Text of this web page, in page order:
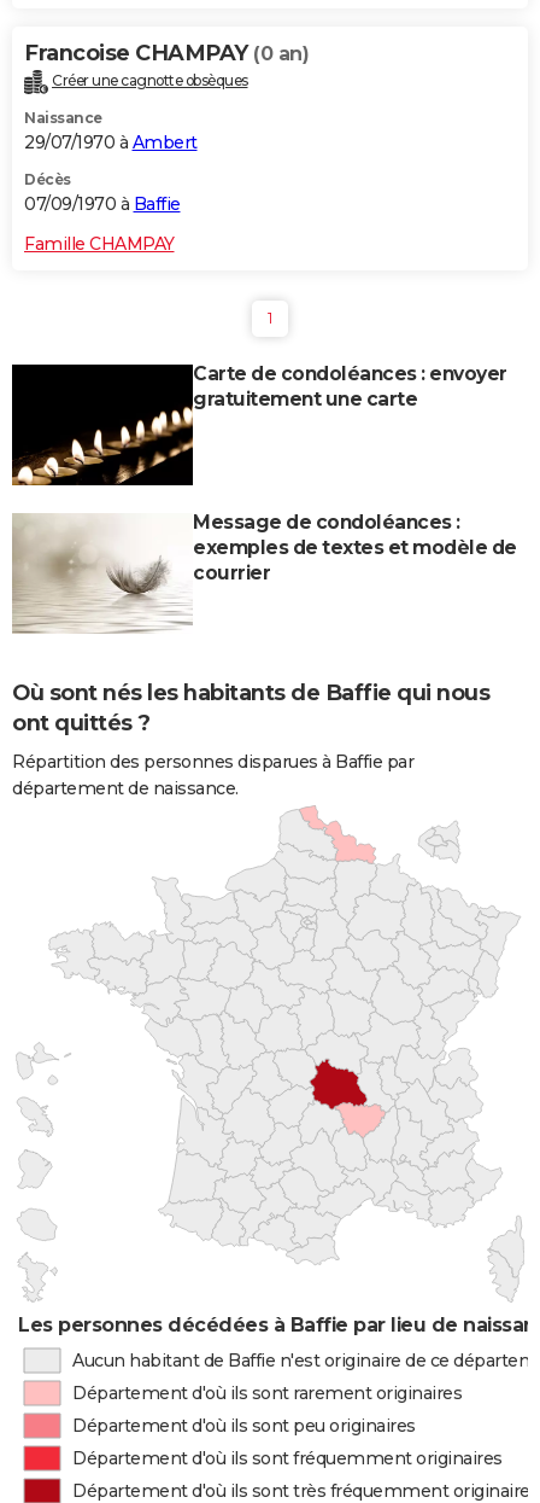
Francoise CHAMPAY (0 an)
Créer une cagnotte obsèques
Naissance
29/07/1970 à Ambert
Décès
07/09/1970 à Baffie
Famille CHAMPAY
1
Carte de condoléances : envoyer
gratuitement une carte
Message de condoléances :
exemples de textes et modèle de
courrier
Où sont nés les habitants de Baffie qui nous
ont quittés ?
Répartition des personnes disparues à Baffie par
département de naissance.
Les personnes décédées à Baffie par lieu de
Aucun habitant de Baffie n'est originaire de ce
Département d'où ils sont rarement originaires
Département d'où ils sont peu originaires
Département d'où ils sont fréquemment originaires
Département d'où ils sont très fréquemment originaires